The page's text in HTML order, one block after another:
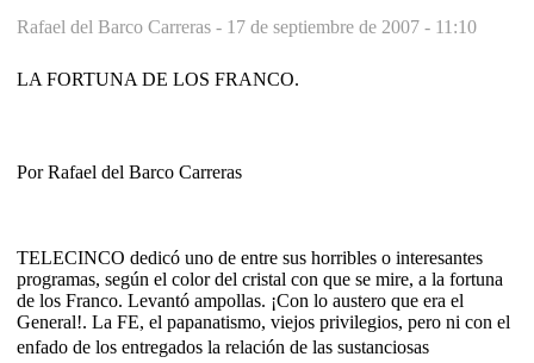
Rafael del Barco Carreras - 17 de septiembre de 2007 - 11:10
LA FORTUNA DE LOS FRANCO.
Por Rafael del Barco Carreras
TELECINCO dedicó uno de entre sus horribles o interesantes
programas, según el color del cristal con que se mire, a la fortuna
de los Franco. Levantó ampollas. ¡Con lo austero que era el
General!. La FE, el papanatismo, viejos privilegios, pero ni con el
enfado de los entregados la relación de las sustanciosas